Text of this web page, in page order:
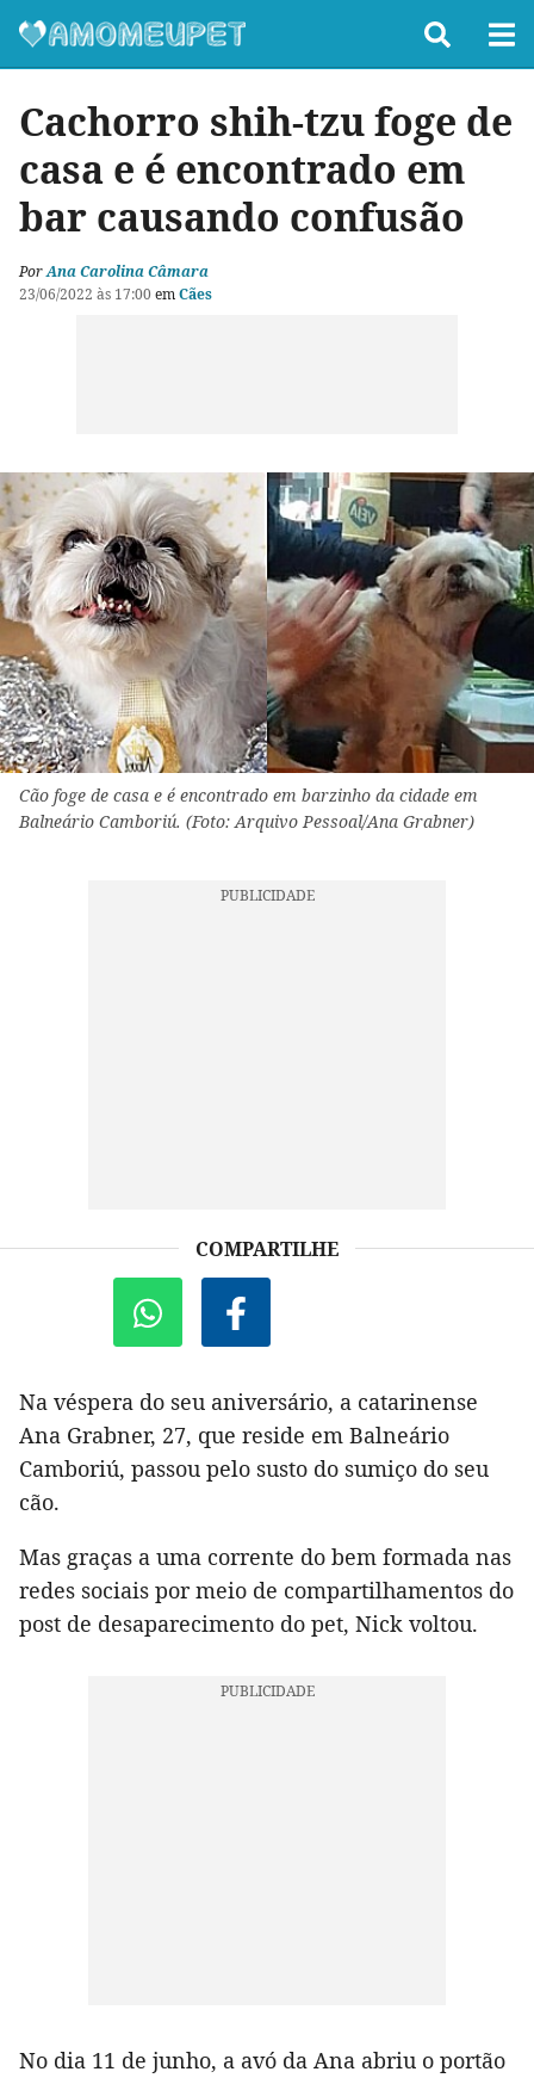
Cachorro shih-tzu foge de
casa e é encontrado em
bar causando confusão
PorAna Carolina Câmara
23/06/2022 às 17:00 emCães
Cão foge de casa e é encontrado em barzinho da cidade em
Balneário Camboriú. (Foto: Arquivo Pessoal/Ana Grabner)
COMPARTILHE
Na véspera do seu aniversário, a catarinense
Ana Grabner, 27, que reside em Balneário
Camboriú, passou pelo susto do sumiço do seu
cão.
Mas graças a uma corrente do bem formada nas
redes sociais por meio de compartilhamentos do
post de desaparecimento do pet, Nick voltou.
No dia 11 de junho, a avó da Ana abriu o portão